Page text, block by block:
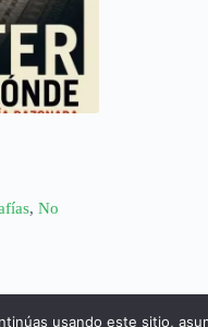
,No
usando este sitio,